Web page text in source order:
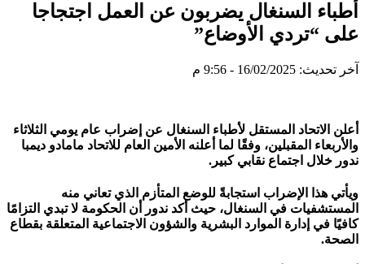
أطباء السنغال يضربون عن العمل اجتجاجا
على “تردي الأوضاع”
آخر تحديث: 16/02/2025 - 9:56 م
أعلن الاتحاد المستقل لأطباء السنغال عن إضراب عام يومي الثلاثاء
والأربعاء المقبلين، وفقًا لما أعلنه الأمين العام للاتحاد مامادو ديمبا
ندور خلال اجتماع نقابي كبير.
ويأتي هذا الإضراب استجابةً للوضع المتأزم الذي تعاني منه
المستشفيات في السنغال، حيث أكد ندور أن الحكومة لا تبدي التزامًا
كافيًا في إدارة الموارد البشرية والشؤون الاجتماعية المتعلقة بقطاع
الصحة.